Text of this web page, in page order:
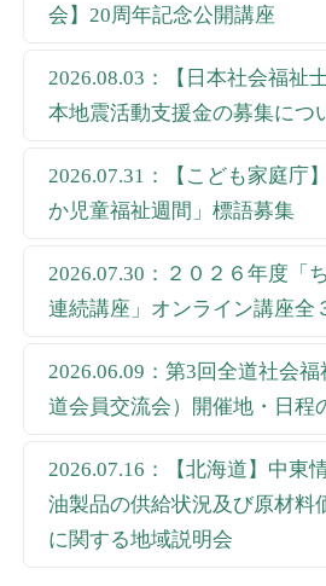
会】20周年記念公開講座
2026.08.03：【日本社会福祉
本地震活動支援金の募集につ
2026.07.31：【こども家庭庁
か児童福祉週間」標語募集
2026.07.30：２０２６年度「
連続講座」オンライン講座全
2026.06.09：第3回全道社会
道会員交流会）開催地・日程
2026.07.16：【北海道】中東
油製品の供給状況及び原材料
に関する地域説明会